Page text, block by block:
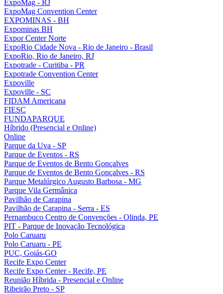
ExpoMag - RJ
ExpoMag Convention Center
EXPOMINAS - BH
Expominas BH
Expor Center Norte
ExpoRio Cidade Nova - Rio de Janeiro - Brasil
ExpoRio, Rio de Janeiro, RJ
Expotrade - Curitiba - PR
Expotrade Convention Center
Expoville
Expoville - SC
FIDAM Americana
FIESC
FUNDAPARQUE
Híbrido (Presencial e Online)
Online
Parque da Uva - SP
Parque de Eventos - RS
Parque de Eventos de Bento Gonçalves
Parque de Eventos de Bento Gonçalves - RS
Parque Metalúrgico Augusto Barbosa - MG
Parque Vila Germânica
Pavilhão de Carapina
Pavilhão de Carapina - Serra - ES
Pernambuco Centro de Convenções - Olinda, PE
PIT - Parque de Inovação Tecnológica
Polo Caruaru
Polo Caruaru - PE
PUC, Goiás-GO
Recife Expo Center
Recife Expo Center - Recife, PE
Reunião Híbrida - Presencial e Online
Ribeirão Preto - SP